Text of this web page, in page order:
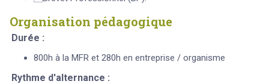
Organisation pédagogique
Durée :
800h à la MFR et 280h en entreprise / organisme
Rythme d'alternance :